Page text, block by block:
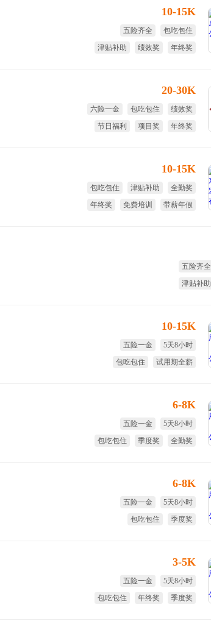
10-15K
五险齐全
包吃包住
津贴补助
绩效奖
年终奖
20-30K
六险一金 包吃包住
绩效奖
节日福利
项目奖 年终奖
10-15K
包吃包住 津贴补助
全勤奖
年终奖
免费培训 带薪年假
五险齐全
津贴补助
10-15K
五险一金
5天8小时
包吃包住
试用期全薪
6-8K
五险一金
5天8小时
包吃包住
季度奖
全勤奖
6-8K
五险一金
5天8小时
包吃包住
季度奖
3-5K
五险一金
5天8小时
包吃包住
年终奖
季度奖